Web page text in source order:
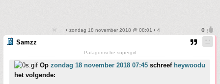
• zondag 18 november 2018 @ 08:01 • 4
Samzz
Patagonische supergirl
Op zondag 18 november 2018 07:45 schreef heywoodu
het volgende: